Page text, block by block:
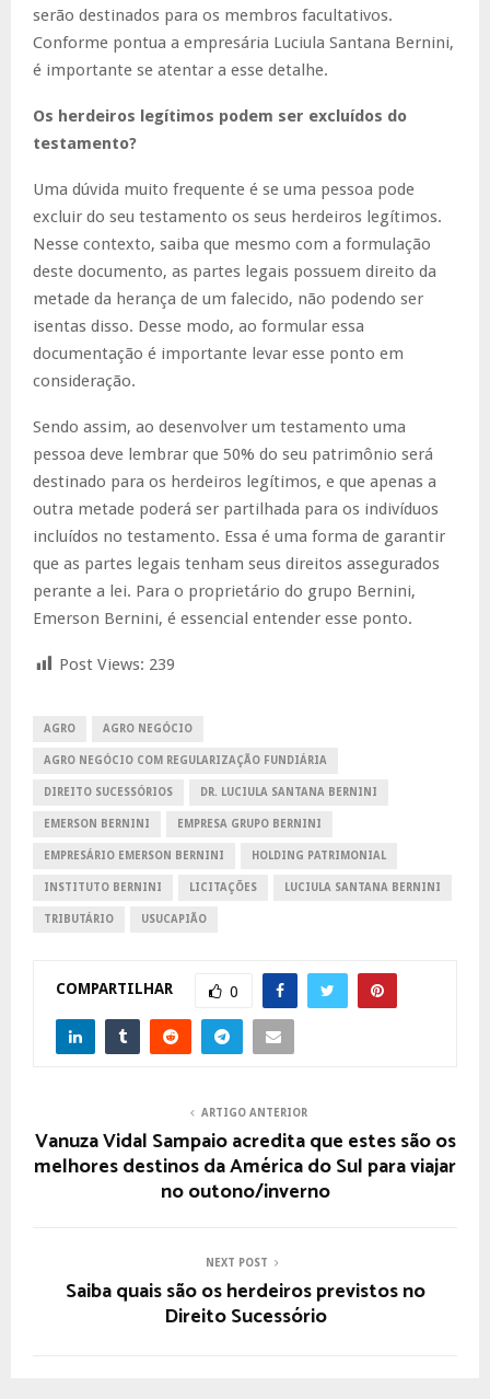
serão destinados para os membros facultativos.
Conforme pontua a empresária Luciula Santana Bernini,
é importante se atentar a esse detalhe.
Os herdeiros legítimos podem ser excluídos do
testamento?
Uma dúvida muito frequente é se uma pessoa pode
excluir do seu testamento os seus herdeiros legítimos.
Nesse contexto, saiba que mesmo com a formulação
deste documento, as partes legais possuem direito da
metade da herança de um falecido, não podendo ser
isentas disso. Desse modo, ao formular essa
documentação é importante levar esse ponto em
consideração.
Sendo assim, ao desenvolver um testamento uma
pessoa deve lembrar que 50% do seu patrimônio será
destinado para os herdeiros legítimos, e que apenas a
outra metade poderá ser partilhada para os indivíduos
incluídos no testamento. Essa é uma forma de garantir
que as partes legais tenham seus direitos assegurados
perante a lei. Para o proprietário do grupo Bernini,
Emerson Bernini, é essencial entender esse ponto.
Post Views: 239
AGRO AGRO NEGÓCIO
AGRO NEGÓCIO COM REGULARIZAÇÃO FUNDIÁRIA
DIREITO SUCESSÓRIOS DR. LUCIULA SANTANA BERNINI
EMERSON BERNINI EMPRESA GRUPO BERNINI
EMPRESÁRIO EMERSON BERNINI HOLDING PATRIMONIAL
INSTITUTO BERNINI LICITAÇÕES LUCIULA SANTANA BERNINI
TRIBUTÁRIO USUCAPIÃO
COMPARTILHAR 0
ARTIGO ANTERIOR
Vanuza Vidal Sampaio acredita que estes são os
melhores destinos da América do Sul para viajar
no outono/inverno
NEXT POST
Saiba quais são os herdeiros previstos no
Direito Sucessório